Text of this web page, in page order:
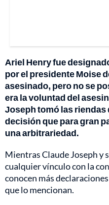
Ariel Henry fue
por el presidente Moise
asesinado, pero no se
era la voluntad del
Joseph tomó las riendas
decisión que para gran
una arbitrariedad.
Mientras Claude Joseph y
cualquier vínculo con la
conocen más
que lo mencionan.